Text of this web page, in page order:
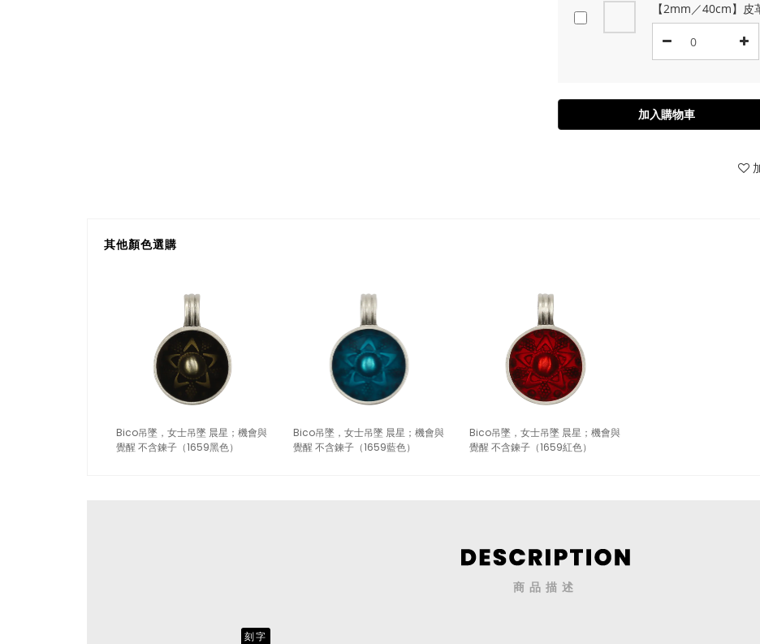
【2mm／40cm】皮
加入購物車
其他顏色選購
Bico吊墜，女士吊墜 晨星；機會與
覺醒 不含鍊子（1659黑色）
Bico吊墜，女士吊墜 晨星；機會與
覺醒 不含鍊子（1659藍色）
Bico吊墜，女士吊墜 晨星；機會與
覺醒 不含鍊子（1659紅色）
商品描述
刻字